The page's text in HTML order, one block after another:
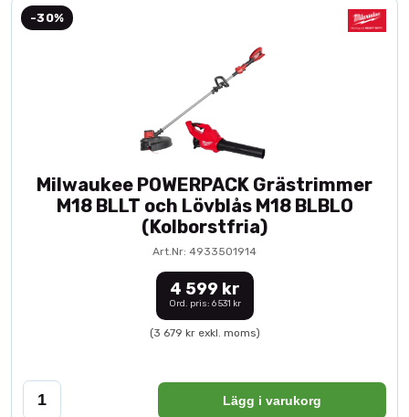
-30%
Milwaukee POWERPACK Grästrimmer
M18 BLLT och Lövblås M18 BLBLO
(Kolborstfria)
Art.Nr: 4933501914
4 599 kr
Ord. pris: 6 531 kr
(3 679 kr exkl. moms)
Lägg i varukorg